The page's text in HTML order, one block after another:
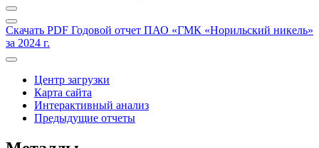
Скачать PDF Годовой отчет ПАО «ГМК «Норильский никель»
за 2024 г.
Центр загрузки
Карта сайта
Интерактивный анализ
Предыдущие отчеты